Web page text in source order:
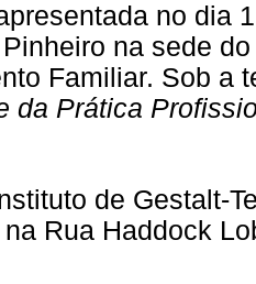
no dia
na sede
Familiar. Sob a
da Prática
de Gestalt-
Rua Haddock